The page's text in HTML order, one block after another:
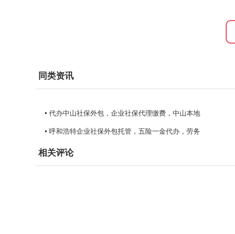
同类资讯
• 代办中山社保外包，企业社保代理缴费，中山本地
• 呼和浩特企业社保外包托管，五险一金代办，劳务
相关评论